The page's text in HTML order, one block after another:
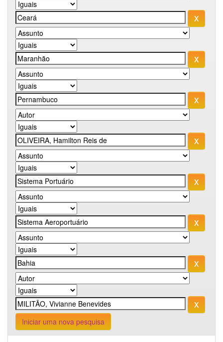
Iniciar uma nova pesquisa